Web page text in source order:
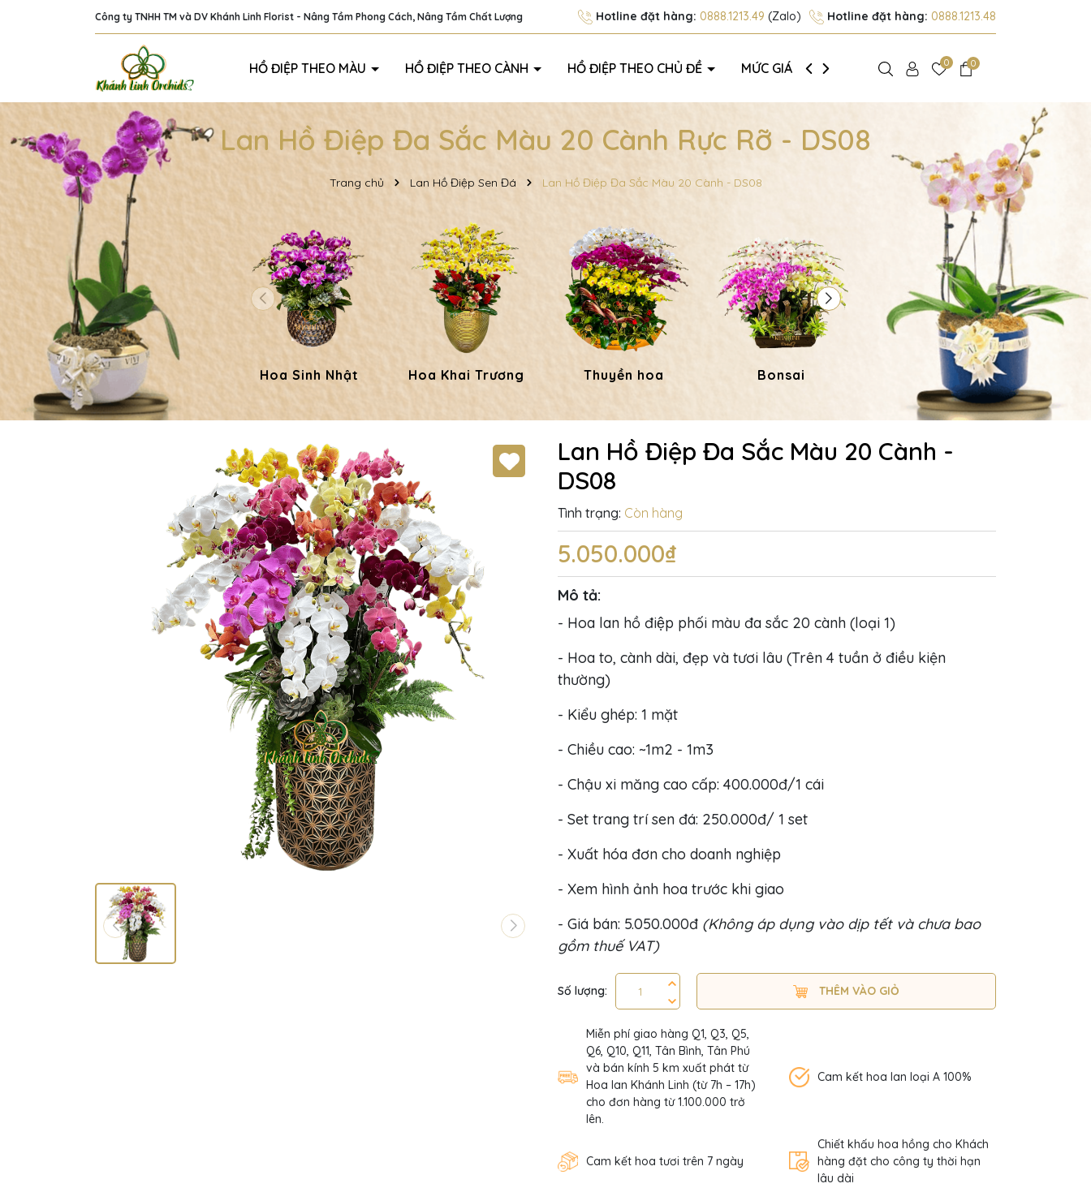
Công ty TNHH TM và DV Khánh Linh Florist - Nâng Tầm Phong Cách, Nâng Tầm Chất Lượng Hotline đặt hàng: 0888.1213.49 (Zalo) Hotline đặt hàng: 0888.1213.48
HỒ ĐIỆP THEO MÀU HỒ ĐIỆP THEO CÀNH HỒ ĐIỆP THEO CHỦ ĐỀ MỨC GIÁ GIỚI THIỆU 0 0
Lan Hồ Điệp Đa Sắc Màu 20 Cành Rực Rỡ - DS08
Trang chủ Lan Hồ Điệp Sen Đá Lan Hồ Điệp Đa Sắc Màu 20 Cành - DS08
Hoa Sinh Nhật Hoa Khai Trương Thuyền hoa Bonsai Hoa Dâng Phật
Lan Hồ Điệp Đa Sắc Màu 20 Cành -
DS08
Tình trạng: Còn hàng
5.050.000₫
Mô tả:
- Hoa lan hồ điệp phối màu đa sắc 20 cành (loại 1)
- Hoa to, cành dài, đẹp và tươi lâu (Trên 4 tuần ở điều kiện
thường)
- Kiểu ghép: 1 mặt
- Chiều cao: ~1m2 - 1m3
- Chậu xi măng cao cấp: 400.000đ/1 cái
- Set trang trí sen đá: 250.000đ/ 1 set
- Xuất hóa đơn cho doanh nghiệp
- Xem hình ảnh hoa trước khi giao
- Giá bán: 5.050.000đ (Không áp dụng vào dịp tết và chưa bao
gồm thuế VAT)
Số lượng: THÊM VÀO GIỎ
Miễn phí giao hàng Q1, Q3, Q5,
Q6, Q10, Q11, Tân Bình, Tân Phú
và bán kính 5 km xuất phát từ
Hoa lan Khánh Linh (từ 7h – 17h)
cho đơn hàng từ 1.100.000 trở
lên.
Cam kết hoa lan loại A 100%
Cam kết hoa tươi trên 7 ngày
Chiết khấu hoa hồng cho Khách
hàng đặt cho công ty thời hạn
lâu dài